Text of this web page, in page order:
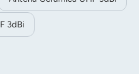
3dBi